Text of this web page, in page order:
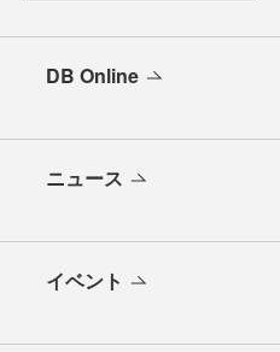
DB Online
ニュース
イベント